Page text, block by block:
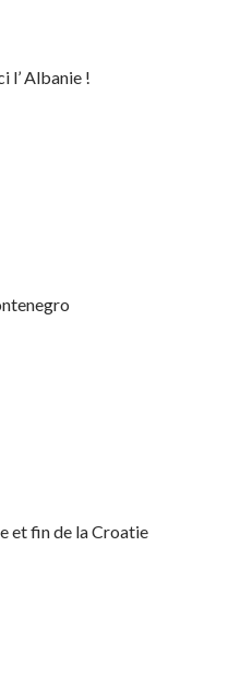
l’ Albanie !
et fin de la Croatie